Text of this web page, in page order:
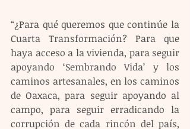
“¿Para qué queremos que continúe la
Cuarta Transformación? Para que
haya acceso a la vivienda, para seguir
apoyando ‘Sembrando Vida’ y los
caminos artesanales, en los caminos
de Oaxaca, para seguir apoyando al
campo, para seguir erradicando la
corrupción de cada rincón del país,